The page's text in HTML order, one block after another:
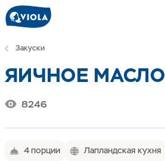
Закуски
ЯИЧНОЕ МАСЛО
8246
4 порции Лапландская кухня